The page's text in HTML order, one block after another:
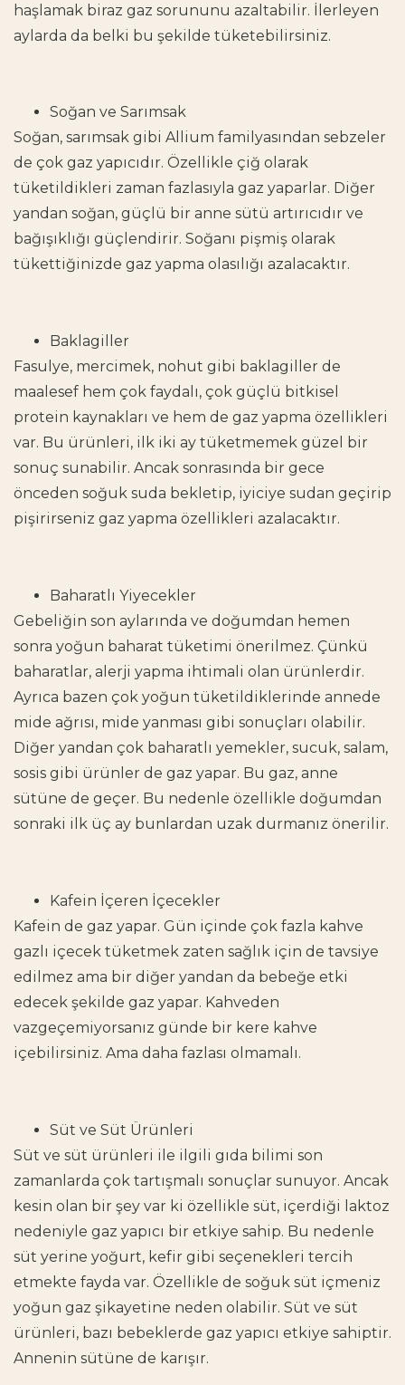
haşlamak biraz gaz sorununu azaltabilir. İlerleyen
aylarda da belki bu şekilde tüketebilirsiniz.
Soğan ve Sarımsak
Soğan, sarımsak gibi Allium familyasından sebzeler
de çok gaz yapıcıdır. Özellikle çiğ olarak
tüketildikleri zaman fazlasıyla gaz yaparlar. Diğer
yandan soğan, güçlü bir anne sütü artırıcıdır ve
bağışıklığı güçlendirir. Soğanı pişmiş olarak
tükettiğinizde gaz yapma olasılığı azalacaktır.
Baklagiller
Fasulye, mercimek, nohut gibi baklagiller de
maalesef hem çok faydalı, çok güçlü bitkisel
protein kaynakları ve hem de gaz yapma özellikleri
var. Bu ürünleri, ilk iki ay tüketmemek güzel bir
sonuç sunabilir. Ancak sonrasında bir gece
önceden soğuk suda bekletip, iyiciye sudan geçirip
pişirirseniz gaz yapma özellikleri azalacaktır.
Baharatlı Yiyecekler
Gebeliğin son aylarında ve doğumdan hemen
sonra yoğun baharat tüketimi önerilmez. Çünkü
baharatlar, alerji yapma ihtimali olan ürünlerdir.
Ayrıca bazen çok yoğun tüketildiklerinde annede
mide ağrısı, mide yanması gibi sonuçları olabilir.
Diğer yandan çok baharatlı yemekler, sucuk, salam,
sosis gibi ürünler de gaz yapar. Bu gaz, anne
sütüne de geçer. Bu nedenle özellikle doğumdan
sonraki ilk üç ay bunlardan uzak durmanız önerilir.
Kafein İçeren İçecekler
Kafein de gaz yapar. Gün içinde çok fazla kahve
gazlı içecek tüketmek zaten sağlık için de tavsiye
edilmez ama bir diğer yandan da bebeğe etki
edecek şekilde gaz yapar. Kahveden
vazgeçemiyorsanız günde bir kere kahve
içebilirsiniz. Ama daha fazlası olmamalı.
Süt ve Süt Ürünleri
Süt ve süt ürünleri ile ilgili gıda bilimi son
zamanlarda çok tartışmalı sonuçlar sunuyor. Ancak
kesin olan bir şey var ki özellikle süt, içerdiği laktoz
nedeniyle gaz yapıcı bir etkiye sahip. Bu nedenle
süt yerine yoğurt, kefir gibi seçenekleri tercih
etmekte fayda var. Özellikle de soğuk süt içmeniz
yoğun gaz şikayetine neden olabilir. Süt ve süt
ürünleri, bazı bebeklerde gaz yapıcı etkiye sahiptir.
Annenin sütüne de karışır.